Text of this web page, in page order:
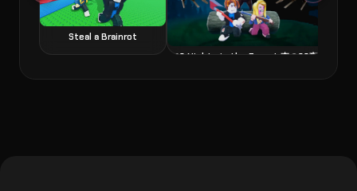
Steal a Brainrot
99 Nights in the Forest 森の99夜